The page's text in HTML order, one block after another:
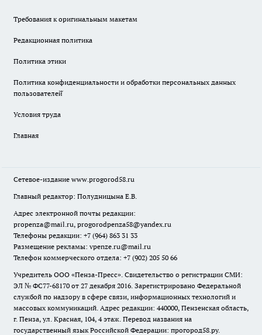
Требования к оригинальным макетам
Редакционная политика
Политика этики
Политика конфиденциальности и обработки персональных данных
пользователей̆
Условия труда
Главная
Сетевое-издание www.progorod58.ru
Главный редактор: Полудницына Е.В.
Адрес электронной почты редакции:
propenza@mail.ru, progorodpenza58@yandex.ru
Телефоны редакции: +7 (964) 863 31 33
Размещение рекламы: vpenze.ru@mail.ru
Телефон коммерческого отдела: +7 (902) 205 50 66
Учредитель ООО «Пенза-Пресс». Свидетельство о регистрации СМИ:
ЭЛ № ФС77-68170 от 27 декабря 2016. Зарегистрировано Федеральной
службой по надзору в сфере связи, информационных технологий и
массовых коммуникаций. Адрес редакции: 440000, Пензенская область,
г. Пенза, ул. Красная, 104, 4 этаж. Перевод названия на
государственный язык Российской Федерации: прогород58.ру.